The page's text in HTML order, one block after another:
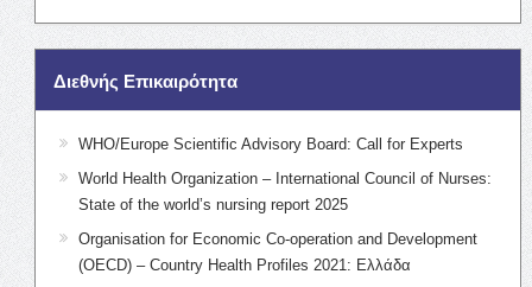
Διεθνής Επικαιρότητα
WHO/Europe Scientific Advisory Board: Call for Experts
World Health Organization – International Council of Nurses:
State of the world’s nursing report 2025
Organisation for Economic Co-operation and Development
(OECD) – Country Health Profiles 2021: Ελλάδα